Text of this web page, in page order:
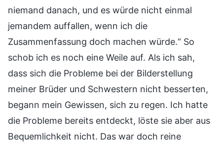
niemand danach, und es würde nicht einmal
jemandem auffallen, wenn ich die
Zusammenfassung doch machen würde.“ So
schob ich es noch eine Weile auf. Als ich sah,
dass sich die Probleme bei der Bilderstellung
meiner Brüder und Schwestern nicht besserten,
begann mein Gewissen, sich zu regen. Ich hatte
die Probleme bereits entdeckt, löste sie aber aus
Bequemlichkeit nicht. Das war doch reine